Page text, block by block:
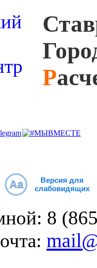
С
Г
Р
Aa
Версия для
слабовидящих
8